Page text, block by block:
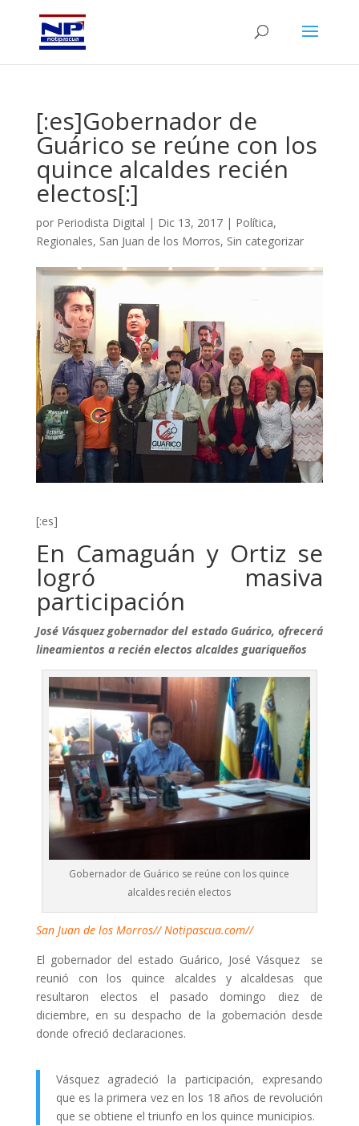
[:es]Gobernador de
Guárico se reúne con los
quince alcaldes recién
electos[:]
por Periodista Digital | Dic 13, 2017| Política,
Regionales, San Juan de los Morros, Sin categorizar
[:es]
En Camaguán y Ortiz se
logró masiva
participación
José Vásquez gobernador del estado Guárico, ofrecerá
lineamientos a recién electos alcaldes guariqueños
Gobernador de Guárico se reúne con los quince
alcaldes recién electos
San Juan de los Morros// Notipascua.com//
El gobernador del estado Guárico, José Vásquez se
reunió con los quince alcaldes y alcaldesas que
resultaron electos el pasado domingo diez de
diciembre, en su despacho de la gobernación desde
donde ofreció declaraciones.
Vásquez agradeció la participación, expresando
que es la primera vez en los 18 años de revolución
que se obtiene el triunfo en los quince municipios.